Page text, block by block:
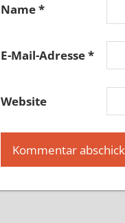
Name*
E-Mail-Adresse*
Website